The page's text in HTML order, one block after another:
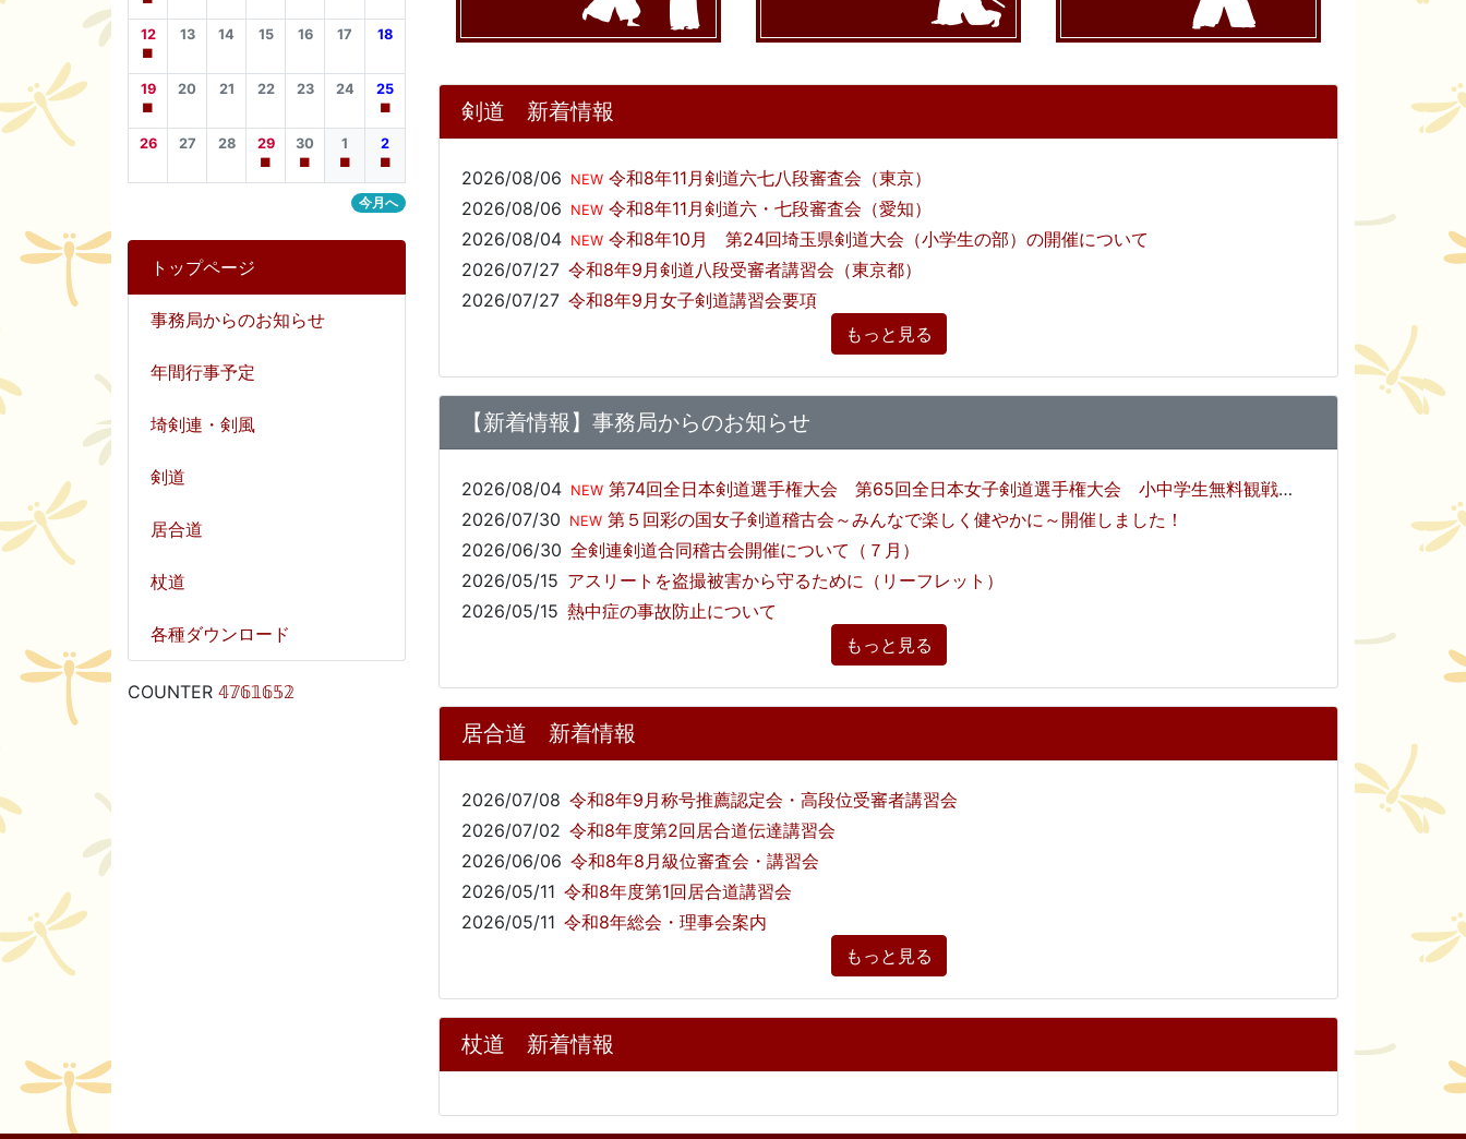
12
■
13 14 15 16 17 18
19
■
20 21 22 23 24 25
■
26 27 28 29
■
30
■
1
■
2
■
今月へ
トップページ
事務局からのお知らせ
年間行事予定
埼剣連・剣風
剣道
居合道
杖道
各種ダウンロード
COUNTER 𝟜𝟟𝟞𝟙𝟞𝟝𝟚
剣道 新着情報
2026/08/06 NEW 令和8年11月剣道六七八段審査会（東京）
2026/08/06
NEW 令和8年11月剣道六・七段審査会（愛知）
2026/08/04 NEW 令和8年10月 第24回埼玉県剣道大会（小学生の部）の開催について
2026/07/27 令和8年9月剣道八段受審者講習会（東京都）
2026/07/27 令和8年9月女子剣道講習会要項
もっと見る
【新着情報】事務局からのお知らせ
2026/08/04 NEW 第74回全日本剣道選手権大会 第65回全日本女子剣道選手権大会 小中学生無料観戦のご招待について
2026/07/30
NEW 第５回彩の国女子剣道稽古会～みんなで楽しく健やかに～開催しました！
2026/06/30 全剣連剣道合同稽古会開催について（７月）
2026/05/15 アスリートを盗撮被害から守るために（リーフレット）
2026/05/15 熱中症の事故防止について
もっと見る
居合道 新着情報
2026/07/08 令和8年9月称号推薦認定会・高段位受審者講習会
2026/07/02 令和8年度第2回居合道伝達講習会
2026/06/06 令和8年8月級位審査会・講習会
2026/05/11 令和8年度第1回居合道講習会
2026/05/11 令和8年総会・理事会案内
もっと見る
杖道 新着情報